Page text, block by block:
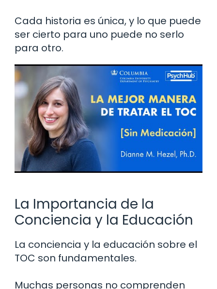
Cada historia es única, y lo que puede
ser cierto para uno puede no serlo
para otro.
La Importancia de la
Conciencia y la Educación
La conciencia y la educación sobre el
TOC son fundamentales.
Muchas personas no comprenden